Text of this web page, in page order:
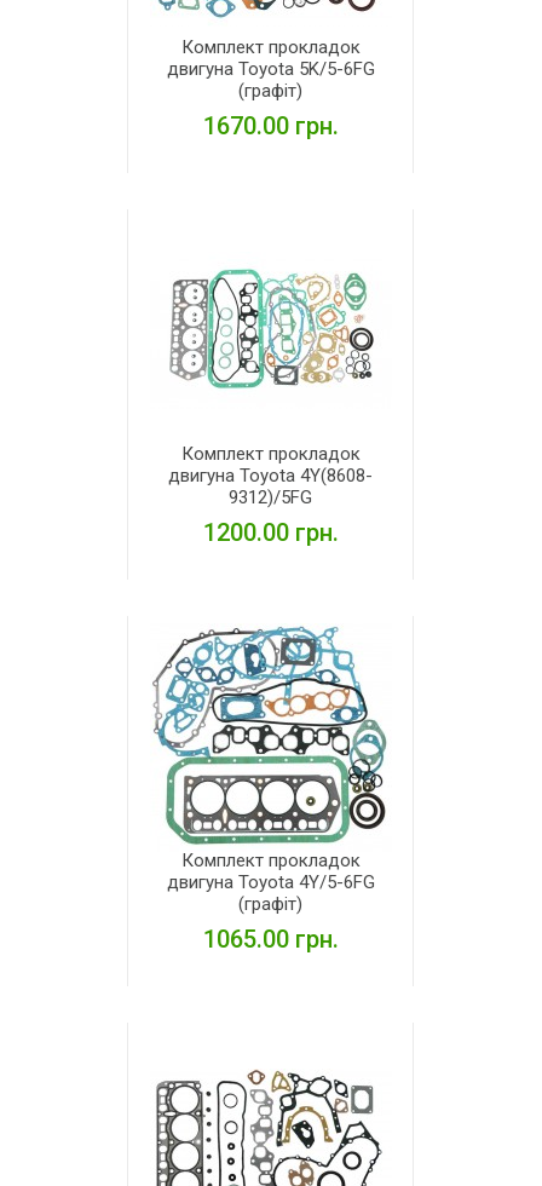
Комплект прокладок
двигуна Toyota 5K/5-6FG
(графіт)
1670.00 грн.
Комплект прокладок
двигуна Toyota 4Y(8608-
9312)/5FG
1200.00 грн.
Комплект прокладок
двигуна Toyota 4Y/5-6FG
(графіт)
1065.00 грн.